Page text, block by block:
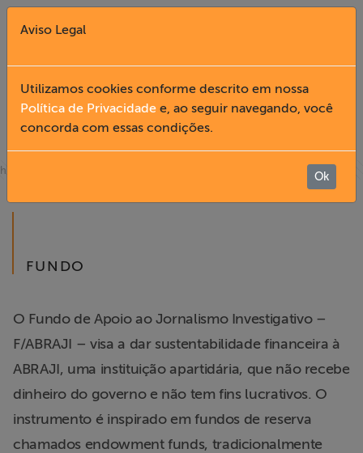
Fechar X
English
Formação
Acesso à
Liberdade de
Expressão
Projetos
FUNDO PATRIMONIAL
home
FUNDO
O Fundo de Apoio ao Jornalismo Investigativo –
F/ABRAJI – visa a dar sustentabilidade financeira à
ABRAJI, uma instituição apartidária, que não recebe
dinheiro do governo e não tem fins lucrativos. O
instrumento é inspirado em fundos de reserva
chamados endowment funds, tradicionalmente
Aviso Legal
Utilizamos cookies conforme descrito em nossa
Política de Privacidade e, ao seguir navegando, você
concorda com essas condições.
Ok